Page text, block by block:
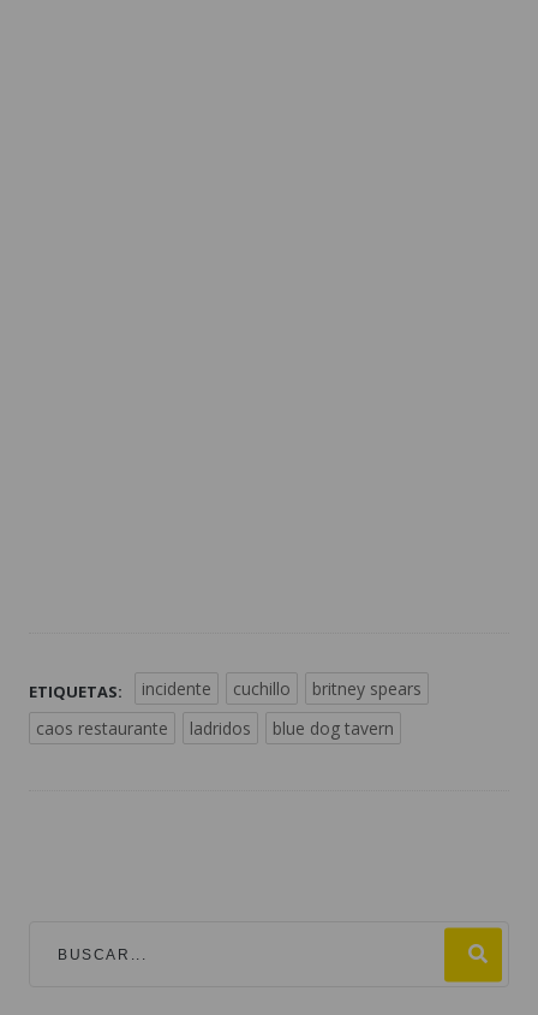
ETIQUETAS: incidente cuchillo
britney spears
caos restaurante
ladridos blue dog tavern